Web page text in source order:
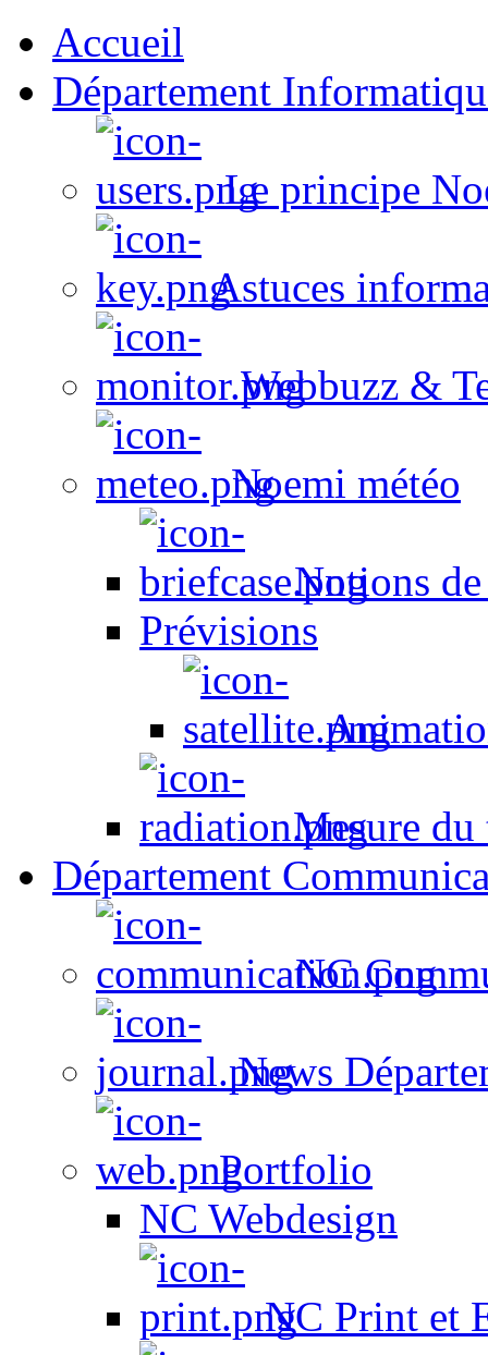
Accueil
Département
Le principe
Astuces
Webbuzz &
Noemi météo
Notions
Prévisions
Mesure du
Département
NC
News
Portfolio
NC Webdesign
NC Print et